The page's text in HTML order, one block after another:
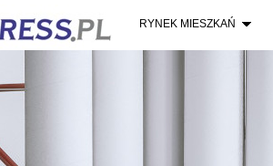
RYNEK MIESZKAŃ